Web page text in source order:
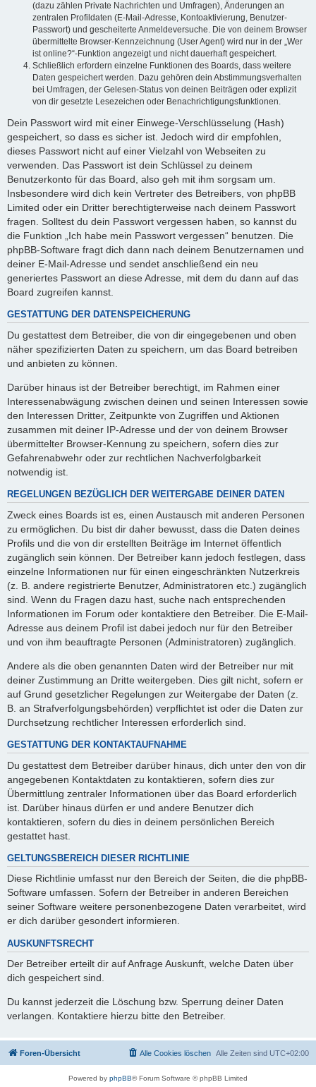
(dazu zählen Private Nachrichten und Umfragen), Änderungen an
zentralen Profildaten (E-Mail-Adresse, Kontoaktivierung, Benutzer-
Passwort) und gescheiterte Anmeldeversuche. Die von deinem Browser
übermittelte Browser-Kennzeichnung (User Agent) wird nur in der „Wer
ist online?“-Funktion angezeigt und nicht dauerhaft gespeichert.
Schließlich erfordern einzelne Funktionen des Boards, dass weitere
Daten gespeichert werden. Dazu gehören dein Abstimmungsverhalten
bei Umfragen, der Gelesen-Status von deinen Beiträgen oder explizit
von dir gesetzte Lesezeichen oder Benachrichtigungsfunktionen.
Dein Passwort wird mit einer Einwege-Verschlüsselung (Hash)
gespeichert, so dass es sicher ist. Jedoch wird dir empfohlen,
dieses Passwort nicht auf einer Vielzahl von Webseiten zu
verwenden. Das Passwort ist dein Schlüssel zu deinem
Benutzerkonto für das Board, also geh mit ihm sorgsam um.
Insbesondere wird dich kein Vertreter des Betreibers, von phpBB
Limited oder ein Dritter berechtigterweise nach deinem Passwort
fragen. Solltest du dein Passwort vergessen haben, so kannst du
die Funktion „Ich habe mein Passwort vergessen“ benutzen. Die
phpBB-Software fragt dich dann nach deinem Benutzernamen und
deiner E-Mail-Adresse und sendet anschließend ein neu
generiertes Passwort an diese Adresse, mit dem du dann auf das
Board zugreifen kannst.
GESTATTUNG DER DATENSPEICHERUNG
Du gestattest dem Betreiber, die von dir eingegebenen und oben
näher spezifizierten Daten zu speichern, um das Board betreiben
und anbieten zu können.
Darüber hinaus ist der Betreiber berechtigt, im Rahmen einer
Interessenabwägung zwischen deinen und seinen Interessen sowie
den Interessen Dritter, Zeitpunkte von Zugriffen und Aktionen
zusammen mit deiner IP-Adresse und der von deinem Browser
übermittelter Browser-Kennung zu speichern, sofern dies zur
Gefahrenabwehr oder zur rechtlichen Nachverfolgbarkeit
notwendig ist.
REGELUNGEN BEZÜGLICH DER WEITERGABE DEINER DATEN
Zweck eines Boards ist es, einen Austausch mit anderen Personen
zu ermöglichen. Du bist dir daher bewusst, dass die Daten deines
Profils und die von dir erstellten Beiträge im Internet öffentlich
zugänglich sein können. Der Betreiber kann jedoch festlegen, dass
einzelne Informationen nur für einen eingeschränkten Nutzerkreis
(z. B. andere registrierte Benutzer, Administratoren etc.) zugänglich
sind. Wenn du Fragen dazu hast, suche nach entsprechenden
Informationen im Forum oder kontaktiere den Betreiber. Die E-Mail-
Adresse aus deinem Profil ist dabei jedoch nur für den Betreiber
und von ihm beauftragte Personen (Administratoren) zugänglich.
Andere als die oben genannten Daten wird der Betreiber nur mit
deiner Zustimmung an Dritte weitergeben. Dies gilt nicht, sofern er
auf Grund gesetzlicher Regelungen zur Weitergabe der Daten (z.
B. an Strafverfolgungsbehörden) verpflichtet ist oder die Daten zur
Durchsetzung rechtlicher Interessen erforderlich sind.
GESTATTUNG DER KONTAKTAUFNAHME
Du gestattest dem Betreiber darüber hinaus, dich unter den von dir
angegebenen Kontaktdaten zu kontaktieren, sofern dies zur
Übermittlung zentraler Informationen über das Board erforderlich
ist. Darüber hinaus dürfen er und andere Benutzer dich
kontaktieren, sofern du dies in deinem persönlichen Bereich
gestattet hast.
GELTUNGSBEREICH DIESER RICHTLINIE
Diese Richtlinie umfasst nur den Bereich der Seiten, die die phpBB-
Software umfassen. Sofern der Betreiber in anderen Bereichen
seiner Software weitere personenbezogene Daten verarbeitet, wird
er dich darüber gesondert informieren.
AUSKUNFTSRECHT
Der Betreiber erteilt dir auf Anfrage Auskunft, welche Daten über
dich gespeichert sind.
Du kannst jederzeit die Löschung bzw. Sperrung deiner Daten
verlangen. Kontaktiere hierzu bitte den Betreiber.
Foren-Übersicht Alle Zeiten sind UTC+02:00
Alle Cookies löschen
Powered by phpBB® Forum Software © phpBB Limited